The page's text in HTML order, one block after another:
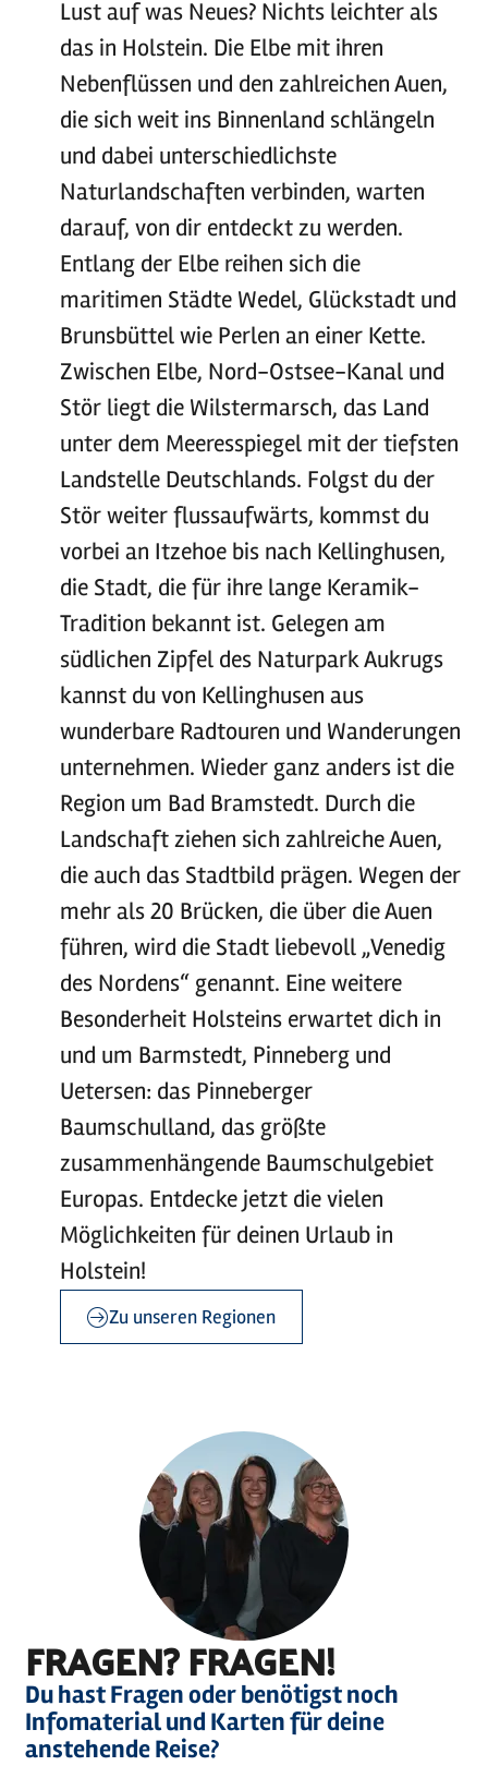
Lust auf was Neues? Nichts leichter als
das in Holstein. Die Elbe mit ihren
Nebenflüssen und den zahlreichen Auen,
die sich weit ins Binnenland schlängeln
und dabei unterschiedlichste
Naturlandschaften verbinden, warten
darauf, von dir entdeckt zu werden.
Entlang der Elbe reihen sich die
maritimen Städte Wedel, Glückstadt und
Brunsbüttel wie Perlen an einer Kette.
Zwischen Elbe, Nord-Ostsee-Kanal und
Stör liegt die Wilstermarsch, das Land
unter dem Meeresspiegel mit der tiefsten
Landstelle Deutschlands. Folgst du der
Stör weiter flussaufwärts, kommst du
vorbei an Itzehoe bis nach Kellinghusen,
die Stadt, die für ihre lange Keramik-
Tradition bekannt ist. Gelegen am
südlichen Zipfel des Naturpark Aukrugs
kannst du von Kellinghusen aus
wunderbare Radtouren und Wanderungen
unternehmen. Wieder ganz anders ist die
Region um Bad Bramstedt. Durch die
Landschaft ziehen sich zahlreiche Auen,
die auch das Stadtbild prägen. Wegen der
mehr als 20 Brücken, die über die Auen
führen, wird die Stadt liebevoll „Venedig
des Nordens“ genannt. Eine weitere
Besonderheit Holsteins erwartet dich in
und um Barmstedt, Pinneberg und
Uetersen: das Pinneberger
Baumschulland, das größte
zusammenhängende Baumschulgebiet
Europas. Entdecke jetzt die vielen
Möglichkeiten für deinen Urlaub in
Holstein!
Zu unseren Regionen
FRAGEN? FRAGEN!
Du hast Fragen oder benötigst noch
Infomaterial und Karten für deine
anstehende Reise?